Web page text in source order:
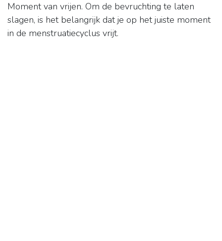
Moment van vrijen. Om de bevruchting te laten
slagen, is het belangrijk dat je op het juiste moment
in de menstruatiecyclus vrijt.